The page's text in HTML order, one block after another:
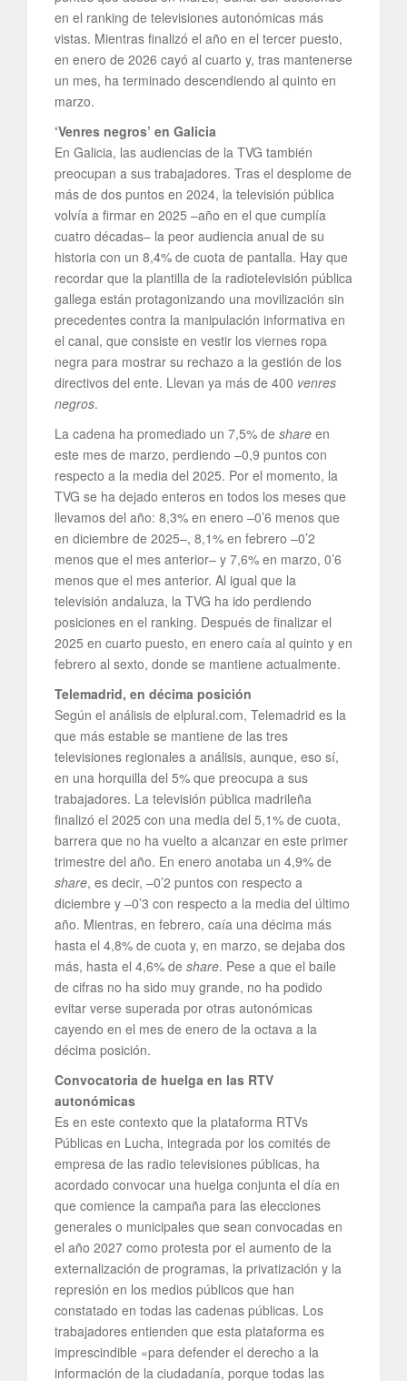
en el ranking de televisiones autonómicas más
vistas. Mientras finalizó el año en el tercer puesto,
en enero de 2026 cayó al cuarto y, tras mantenerse
un mes, ha terminado descendiendo al quinto en
marzo.
‘Venres negros’ en Galicia
En Galicia, las audiencias de la TVG también
preocupan a sus trabajadores. Tras el desplome de
más de dos puntos en 2024, la televisión pública
volvía a firmar en 2025 –año en el que cumplía
cuatro décadas– la peor audiencia anual de su
historia con un 8,4% de cuota de pantalla. Hay que
recordar que la plantilla de la radiotelevisión pública
gallega están protagonizando una movilización sin
precedentes contra la manipulación informativa en
el canal, que consiste en vestir los viernes ropa
negra para mostrar su rechazo a la gestión de los
directivos del ente. Llevan ya más de 400 venres
negros.
La cadena ha promediado un 7,5% de share en
este mes de marzo, perdiendo –0,9 puntos con
respecto a la media del 2025. Por el momento, la
TVG se ha dejado enteros en todos los meses que
llevamos del año: 8,3% en enero –0’6 menos que
en diciembre de 2025–, 8,1% en febrero –0’2
menos que el mes anterior– y 7,6% en marzo, 0’6
menos que el mes anterior. Al igual que la
televisión andaluza, la TVG ha ido perdiendo
posiciones en el ranking. Después de finalizar el
2025 en cuarto puesto, en enero caía al quinto y en
febrero al sexto, donde se mantiene actualmente.
Telemadrid, en décima posición
Según el análisis de elplural.com, Telemadrid es la
que más estable se mantiene de las tres
televisiones regionales a análisis, aunque, eso sí,
en una horquilla del 5% que preocupa a sus
trabajadores. La televisión pública madrileña
finalizó el 2025 con una media del 5,1% de cuota,
barrera que no ha vuelto a alcanzar en este primer
trimestre del año. En enero anotaba un 4,9% de
share, es decir, –0’2 puntos con respecto a
diciembre y –0’3 con respecto a la media del último
año. Mientras, en febrero, caía una décima más
hasta el 4,8% de cuota y, en marzo, se dejaba dos
más, hasta el 4,6% de share. Pese a que el baile
de cifras no ha sido muy grande, no ha podido
evitar verse superada por otras autonómicas
cayendo en el mes de enero de la octava a la
décima posición.
Convocatoria de huelga en las RTV
autonómicas
Es en este contexto que la plataforma RTVs
Públicas en Lucha, integrada por los comités de
empresa de las radio televisiones públicas, ha
acordado convocar una huelga conjunta el día en
que comience la campaña para las elecciones
generales o municipales que sean convocadas en
el año 2027 como protesta por el aumento de la
externalización de programas, la privatización y la
represión en los medios públicos que han
constatado en todas las cadenas públicas. Los
trabajadores entienden que esta plataforma es
imprescindible «para defender el derecho a la
información de la ciudadanía, porque todas las